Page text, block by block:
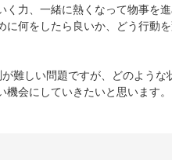
力、一緒に熱くなって物事を
に何をしたら良いか、どう行動
難しい問題ですが、どのよう
会にしていきたいと思います。